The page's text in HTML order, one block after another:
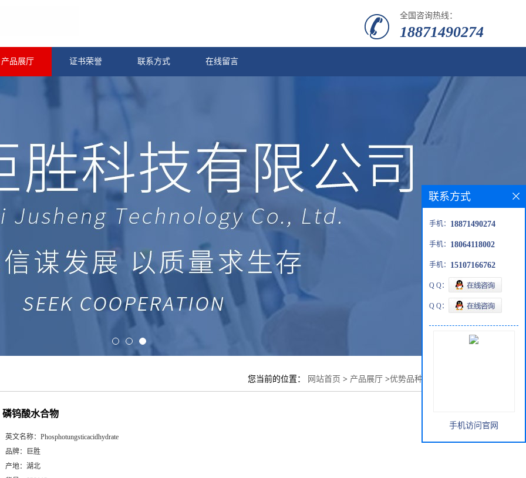
全国咨询热线：
18871490274
产品展厅 证书荣誉 联系方式 在线留言
您当前的位置： 网站首页 > 产品展厅 >优势品种
磷钨酸水合物
英文名称： Phosphotungsticacidhydrate
品牌：
巨胜
产地： 湖北
联系方式
手机： 18871490274
手机： 18064118002
手机： 15107166762
Q Q：
Q Q：
手机访问官网